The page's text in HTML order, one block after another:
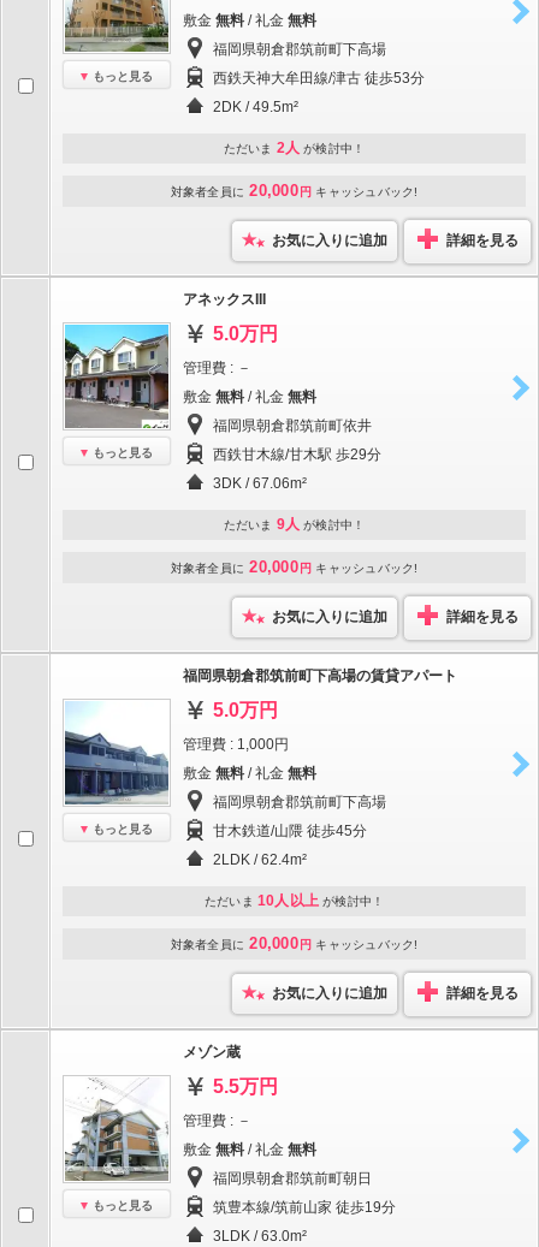
もっと見る
敷金 無料 / 礼金 無料
福岡県朝倉郡筑前町下高場
西鉄天神大牟田線/津古 徒歩53分
2DK / 49.5m²
ただいま 2人 が検討中！
対象者全員に 20,000 円 キャッシュバック!
お気に入りに追加 詳細を見る
もっと見る
アネックスIII
5.0万円
管理費 : －
敷金 無料 / 礼金 無料
福岡県朝倉郡筑前町依井
西鉄甘木線/甘木駅 歩29分
3DK / 67.06m²
ただいま 9人 が検討中！
対象者全員に 20,000 円 キャッシュバック!
お気に入りに追加 詳細を見る
もっと見る
福岡県朝倉郡筑前町下高場の賃貸アパート
5.0万円
管理費 : 1,000円
敷金 無料 / 礼金 無料
福岡県朝倉郡筑前町下高場
甘木鉄道/山隈 徒歩45分
2LDK / 62.4m²
ただいま 10人以上 が検討中！
対象者全員に 20,000 円 キャッシュバック!
お気に入りに追加 詳細を見る
もっと見る
メゾン蔵
5.5万円
管理費 : －
敷金 無料 / 礼金 無料
福岡県朝倉郡筑前町朝日
筑豊本線/筑前山家 徒歩19分
3LDK / 63.0m²